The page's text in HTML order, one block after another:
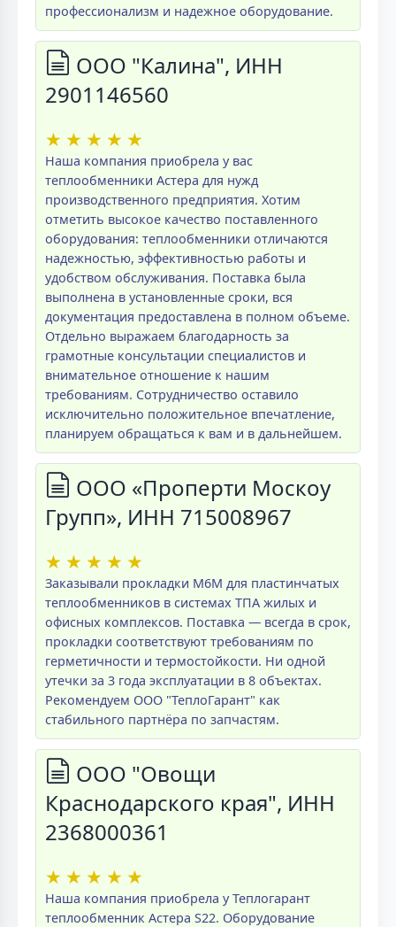
профессионализм и надежное оборудование.
ООО "Калина", ИНН
2901146560
★ ★ ★ ★ ★
Наша компания приобрела у вас
теплообменники Астера для нужд
производственного предприятия. Хотим
отметить высокое качество поставленного
оборудования: теплообменники отличаются
надежностью, эффективностью работы и
удобством обслуживания. Поставка была
выполнена в установленные сроки, вся
документация предоставлена в полном объеме.
Отдельно выражаем благодарность за
грамотные консультации специалистов и
внимательное отношение к нашим
требованиям. Сотрудничество оставило
исключительно положительное впечатление,
планируем обращаться к вам и в дальнейшем.
ООО «Проперти Москоу
Групп», ИНН 715008967
★ ★ ★ ★ ★
Заказывали прокладки M6M для пластинчатых
теплообменников в системах ТПА жилых и
офисных комплексов. Поставка — всегда в срок,
прокладки соответствуют требованиям по
герметичности и термостойкости. Ни одной
утечки за 3 года эксплуатации в 8 объектах.
Рекомендуем ООО "ТеплоГарант" как
стабильного партнёра по запчастям.
ООО "Овощи
Краснодарского края", ИНН
2368000361
★ ★ ★ ★ ★
Наша компания приобрела у Теплогарант
теплообменник Астера S22. Оборудование